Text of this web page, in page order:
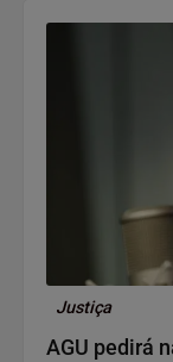
Justiça
AGU pedirá